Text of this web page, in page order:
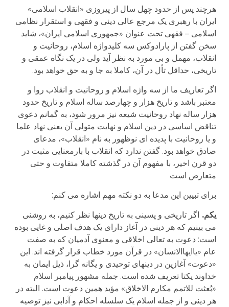
هرچند پس از حدود چهل سال از پیروزی «انقلاب اسلامی»
ایران با رهبری یک مرجع عالی دینی و فقهی و استقرار نظامی
اسلامی – فقهی تحت عنوان «جمهوری اسلامی ایران»، شاید
سخن گفتن از پارادوکس سه کلیدواژه اسلام، روحانیت و
انقلاب، مهمل و بی مورد به نظر آید ولی در یک نگاه عمقی و
تاریخی، حداقل تأل در آن، کاملا به جا و به حق خواهد بود.
اگر تعاریف ما از سه واژه اسلام و روحانیت و انقلاب روا و
معتبر باشد و تاریخ هزار و چهارصد ساله اسلام و تاریخ حدود
هزار ساله نهاد روحانیت شیعه نیز مرور شود، به گمانم دعوی
تناقض اساسی در دین اسلام و نهایت متولی آن یعنی نهاد علما
و یا روحانیت با پدیده ای نوظهور به نام «انقلاب»، مدعای
صادق خواهد بود. گفتن ندارد که انقلاب با بارمعنایی مثبت در
دو قرن اخیر، با مفهوم آن در گذشته کاملا متفاوت و حتی
متعارض است
برای تبیین این مدعا به دو نکته مهم اشاره می کنم:
یکم. اگر تاریخی و پسینی به تاریخ دینها نظر کنیم، به روشنی
می بینیم که هر دینی در آغاز دارای یک هدف اصلی و غایی بوده
است: دعوت به تعالی اخلاقی و معنوی آدمیان که به صفت
عام «یاایهاالانسان» در قرآن مورد خطاب قرار گرفته اند. این
«دعوت» آغازین در دینهای توحیدی و یگانه گرا، ذیل ایمان به
خداوند یکتا تعریف شده است. جمله مشهور پیامبر اسلام
«بُعثت للاتمم مکارم الاخلاق» مؤید همین دعوت است. البته در
هر دینی و از جمله اسلام یک سلسله احکام و آدابی نیز توصیه